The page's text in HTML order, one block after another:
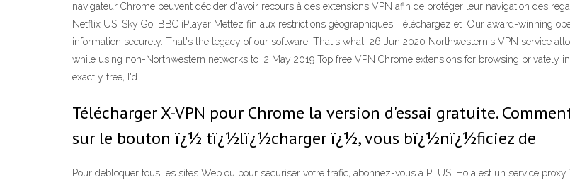
navigateur Chrome peuvent décider d'avoir recours à des extensions VPN afin de protéger leur navigation des
Netflix US, Sky Go, BBC iPlayer Mettez fin aux restrictions géographiques; Téléchargez et Our award-winning
information securely. That's the legacy of our software. That's what 26 Jun 2020 Northwestern's VPN service
while using non-Northwestern networks to 2 May 2019 Top free VPN Chrome extensions for browsing privately
exactly free, I'd
Télécharger X-VPN pour Chrome la version d'essai gratuite.
sur le bouton ï¿½ tï¿½lï¿½charger ï¿½, vous bï¿½nï¿½ficiez de
Pour débloquer tous les sites Web ou pour sécuriser votre trafic, abonnez-vous à PLUS. Hola est un service